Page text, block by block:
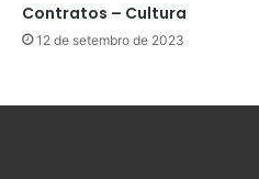
Contratos – Cultura
12 de setembro de 2023